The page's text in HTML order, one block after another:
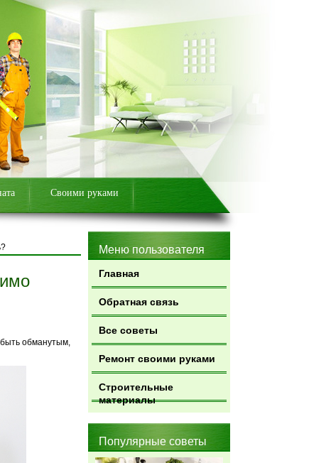
Своими руками
Меню пользователя
Главная
Обратная связь
Все советы
Ремонт своими руками
Строительные
материалы
Популярные советы
быть обманутым,